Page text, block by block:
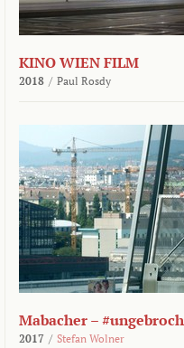
KINO WIEN FILM
2018 / Paul Rosdy
Mabacher –
2017 / Stefan Wolner